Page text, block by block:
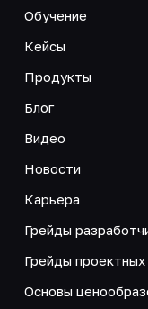
Обучение
Кейсы
Продукты
Блог
Видео
Новости
Карьера
Грейды
Грейды
Основы